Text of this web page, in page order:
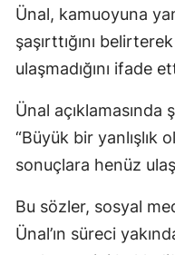
Ünal, kamuoyuna
şaşırttığını
ulaşmadığını ifade
Ünal açıklamasında
“Büyük bir yanlışlık
sonuçlara henüz
Bu sözler, sosyal
Ünal’ın süreci